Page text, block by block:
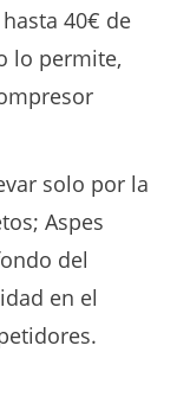
40€ de
lo permite,
solo por la
Aspes
del
en el